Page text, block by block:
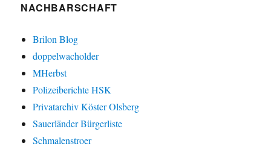
NACHBARSCHAFT
Brilon Blog
doppelwacholder
MHerbst
Polizeiberichte HSK
Privatarchiv Köster Olsberg
Sauerländer Bürgerliste
Schmalenstroer